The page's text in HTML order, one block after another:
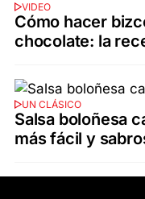
VIDEO
Cómo hacer
chocolate: la
UN CLÁSICO
Salsa boloñesa
más fácil y